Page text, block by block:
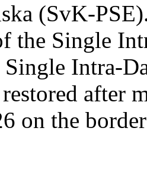
(SvK-
the Single
Intra-
restored after
on the